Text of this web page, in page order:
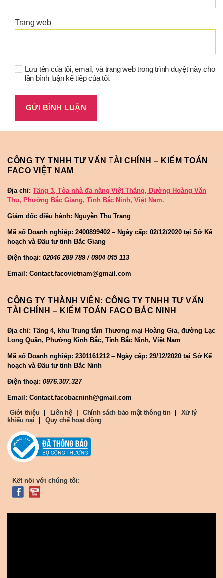
Trang web
Lưu tên của tôi, email, và trang web trong trình duyệt này cho
lần bình luận kế tiếp của tôi.
CÔNG TY TNHH TƯ VẤN TÀI CHÍNH – KIỂM TOÁN
FACO VIỆT NAM
Địa chỉ: Tầng 3, Tòa nhà đa năng Việt Thắng, Đường Hoàng Văn
Thụ, Phường Bắc Giang, Tỉnh Bắc Ninh, Việt Nam.
Giám đốc điều hành: Nguyễn Thu Trang
Mã số Doanh nghiệp: 2400899402 – Ngày cấp: 02/12/2020 tại Sở Kế
hoạch và Đầu tư tỉnh Bắc Giang
Điện thoại: 02046 289 789 / 0904 045 113
Email: Contact.facovietnam@gmail.com
CÔNG TY THÀNH VIÊN: CÔNG TY TNHH TƯ VẤN
TÀI CHÍNH – KIỂM TOÁN FACO BẮC NINH
Địa chỉ: Tầng 4, khu Trung tâm Thương mại Hoàng Gia, đường Lạc
Long Quân, Phường Kinh Bắc, Tỉnh Bắc Ninh, Việt Nam
Mã số Doanh nghiệp: 2301161212 – Ngày cấp: 29/12/2020 tại Sở Kế
hoạch và Đầu tư tỉnh Bắc Ninh
Điện thoại: 0976.307.327
Email: Contact.facobacninh@gmail.com
Giới thiệu
Liên hệ Chính sách bảo mật thông tin
Xử lý
khiếu nại
Quy chế hoạt động
Kết nối với chúng tôi: